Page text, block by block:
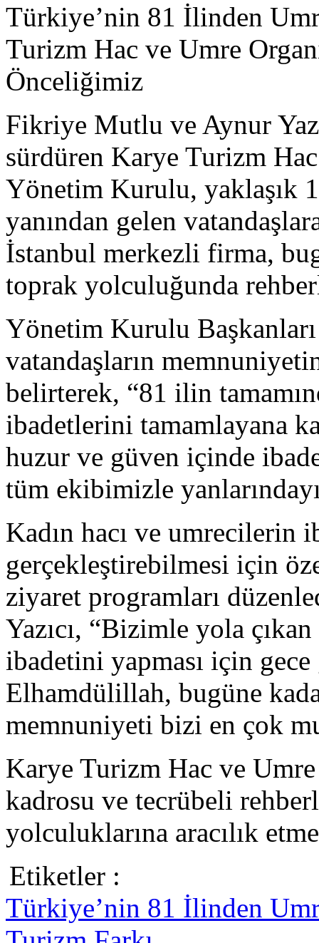
Türkiye’nin 81 İlinden
Turizm Hac ve Umre
Önceliğimiz
Fikriye Mutlu ve Aynur
sürdüren Karye Turizm
Yönetim Kurulu, yaklaşık
yanından gelen
İstanbul merkezli firma,
toprak yolculuğunda
Yönetim Kurulu
vatandaşların
belirterek, “81 ilin
ibadetlerini tamamlayana
huzur ve güven içinde
tüm ekibimizle
Kadın hacı ve umrecilerin
gerçekleştirebilmesi için
ziyaret programları
Yazıcı, “Bizimle yola
ibadetini yapması için gece
Elhamdülillah, bugüne
memnuniyeti bizi en çok
Karye Turizm Hac ve
kadrosu ve tecrübeli
yolculuklarına aracılık
Etiketler :
Türkiye’nin 81 İlinden